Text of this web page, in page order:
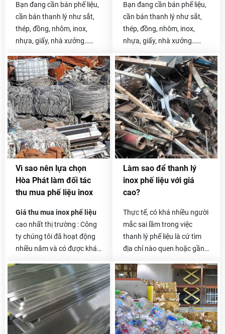
Bạn đang cần bán phế liệu,
cần bán thanh lý như sắt,
thép, đồng, nhôm, inox,
nhựa, giấy, nhà xưởng…
Bạn đang cần bán phế liệu,
cần bán thanh lý như sắt,
thép, đồng, nhôm, inox,
nhựa, giấy, nhà xưởng…
Vì sao nên lựa chọn
Hòa Phát làm đối tác
thu mua phế liệu inox
Giá thu mua inox phế liệu
cao nhất thị trường : Công
ty chúng tôi đã hoạt động
nhiều năm và có được khá
thu mua phế liệu lớn ở cả
trong và ngoài nước. Được
hỗ trợ từ các doanh nghiệp
lớn, có nhà máy xử lý phế
liệu nên giá thu mua của
Làm sao để thanh lý
inox phế liệu với giá
cao?
Thực tế, có khá nhiều người
mắc sai lầm trong việc
thanh lý phế liệu là cứ tìm
địa chỉ nào quen hoặc gần
Thêm vào đó, việc không
xác minh là đại lý đó có uy
tín hay không, phương thức
làm việc như thế nào sẽ
khiến bạn dễ bị “mắc bẫy”.